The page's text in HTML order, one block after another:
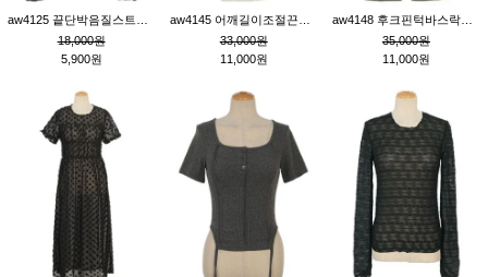
18,000원
5,900원
33,000원
11,000원
35,000원
11,000원